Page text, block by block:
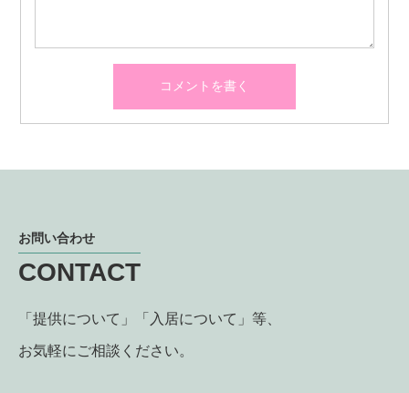
お問い合わせ
CONTACT
「提供について」「入居について」等、
お気軽にご相談ください。